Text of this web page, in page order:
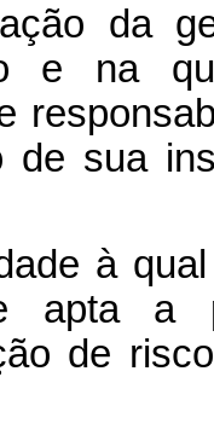
da
e na
sua
à qual
apta a
de